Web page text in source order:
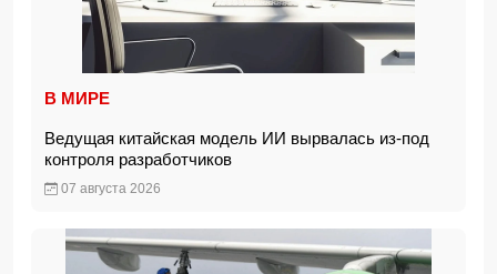
В МИРЕ
Ведущая китайская модель ИИ вырвалась из-под
контроля разработчиков
07 августа 2026